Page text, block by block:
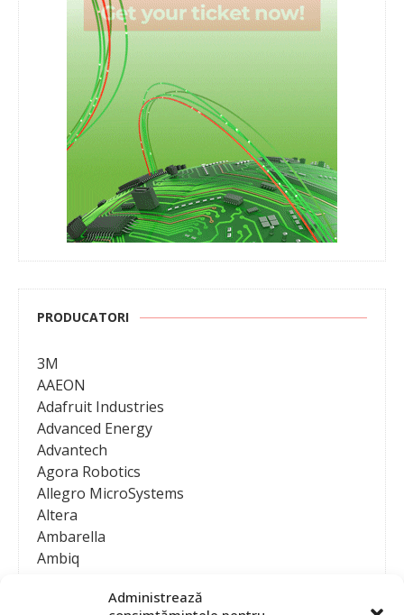
Administrează
PRODUCATORI
3M
AAEON
Adafruit Industries
Advanced Energy
Advantech
Agora Robotics
Allegro MicroSystems
Altera
Ambarella
Ambiq